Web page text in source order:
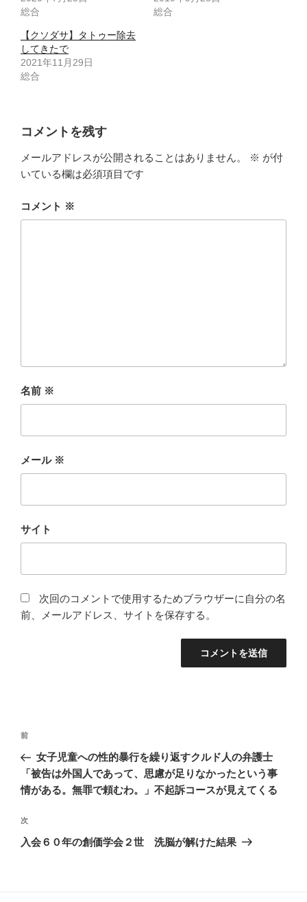
総合
総合
【クソダサ】タトゥー除去
してきたで
2021年11月29日
総合
コメントを残す
メールアドレスが公開されることはありません。 ※ が付
いている欄は必須項目です
コメント ※
名前 ※
メール ※
サイト
次回のコメントで使用するためブラウザーに自分の名
前、メールアドレス、サイトを保存する。
投
ナ
ビ
ー
シ
前
の
投
稿
前
女子児童への性的暴行を繰り返すクルド人の弁護士
「被告は外国人であって、思慮が足りなかったという事
情がある。無罪で頼むわ。」不起訴コースが見えてくる
次
の
次
入会６０年の創価学会２世 洗脳が解けた結果